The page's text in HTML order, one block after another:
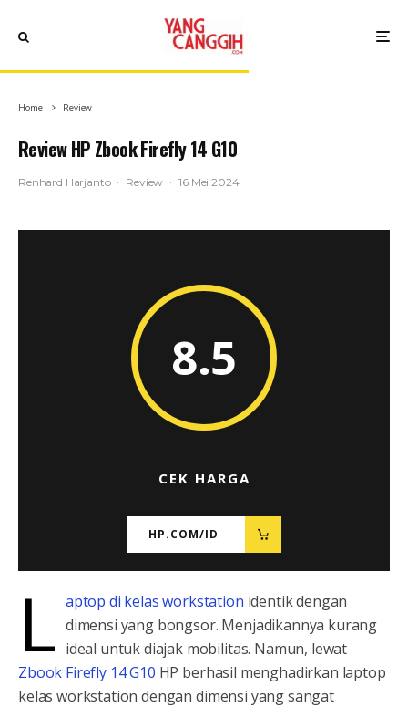
Home Review
Review HP Zbook Firefly 14 G10
Renhard Harjanto · Review · 16 Mei 2024
8.5
CEK HARGA
HP.COM/ID
L aptop di kelas workstation identik dengan
dimensi yang bongsor. Menjadikannya kurang
ideal untuk diajak mobilitas. Namun, lewat
Zbook Firefly 14 G10 HP berhasil menghadirkan laptop
kelas workstation dengan dimensi yang sangat